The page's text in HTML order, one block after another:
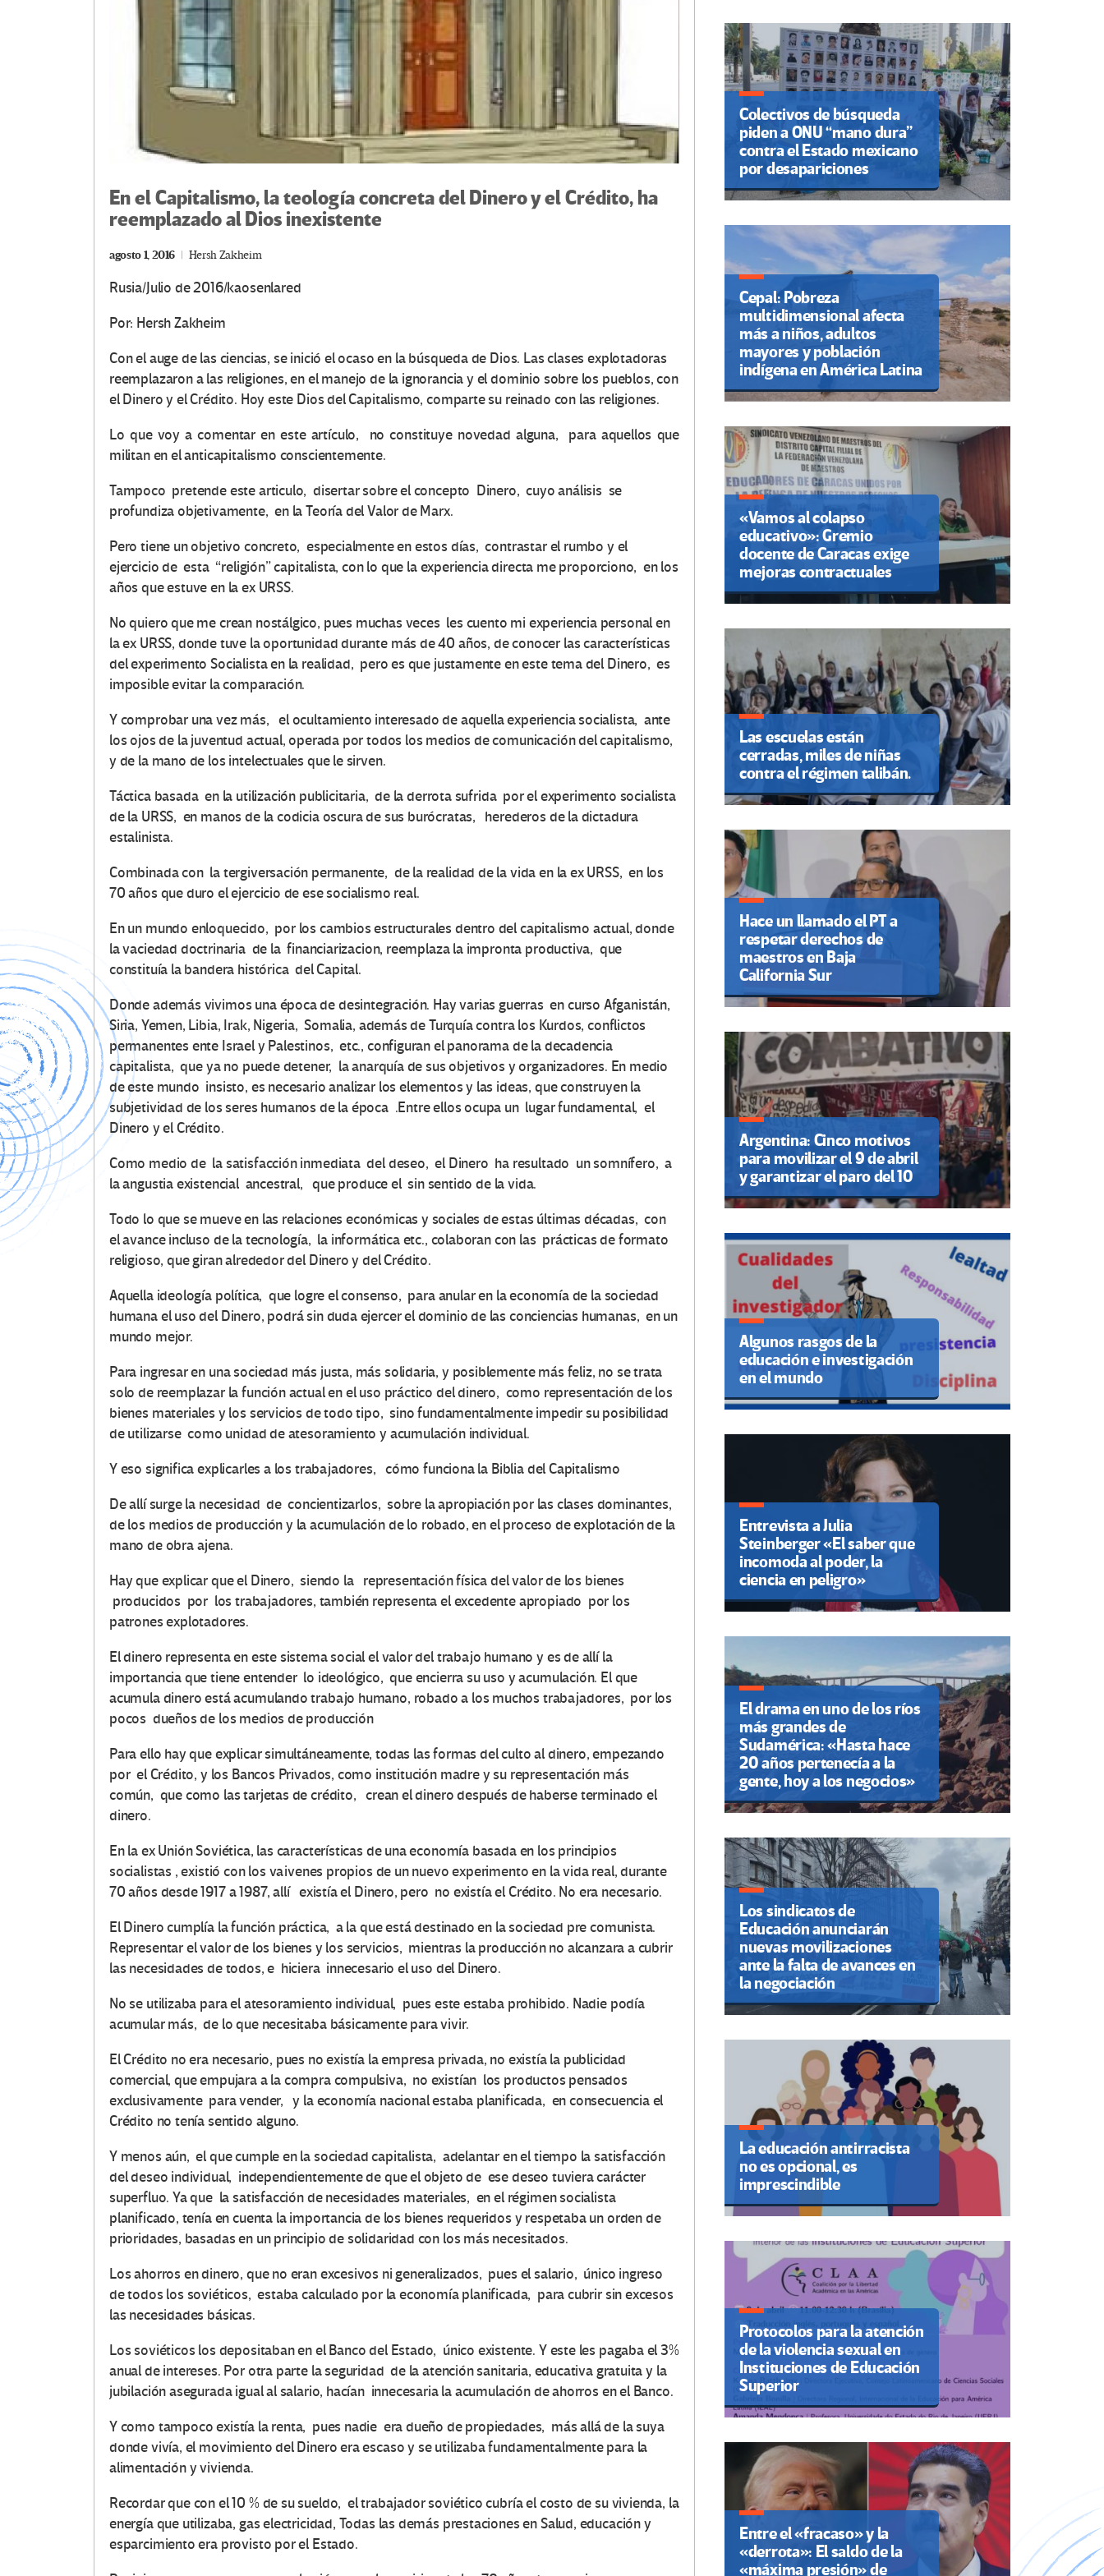
En el Capitalismo, la teología concreta del Dinero y el Crédito, ha
reemplazado al Dios inexistente
agosto 1, 2016 Hersh Zakheim
Rusia/Julio de 2016/kaosenlared
Por: Hersh Zakheim
Con el auge de las ciencias, se inició el ocaso en la búsqueda de Dios. Las clases explotadoras
reemplazaron a las religiones, en el manejo de la ignorancia y el dominio sobre los pueblos, con
el Dinero y el Crédito. Hoy este Dios del Capitalismo, comparte su reinado con las religiones.
Lo que voy a comentar en este artículo, no constituye novedad alguna, para aquellos que
militan en el anticapitalismo conscientemente.
Tampoco pretende este articulo, disertar sobre el concepto Dinero, cuyo análisis se
profundiza objetivamente, en la Teoría del Valor de Marx.
Pero tiene un objetivo concreto, especialmente en estos días, contrastar el rumbo y el
ejercicio de esta “religión” capitalista, con lo que la experiencia directa me proporciono, en los
años que estuve en la ex URSS.
No quiero que me crean nostálgico, pues muchas veces les cuento mi experiencia personal en
la ex URSS, donde tuve la oportunidad durante más de 40 años, de conocer las características
del experimento Socialista en la realidad, pero es que justamente en este tema del Dinero, es
imposible evitar la comparación.
Y comprobar una vez más, el ocultamiento interesado de aquella experiencia socialista, ante
los ojos de la juventud actual, operada por todos los medios de comunicación del capitalismo,
y de la mano de los intelectuales que le sirven.
Táctica basada en la utilización publicitaria, de la derrota sufrida por el experimento socialista
de la URSS, en manos de la codicia oscura de sus burócratas, herederos de la dictadura
estalinista.
Combinada con la tergiversación permanente, de la realidad de la vida en la ex URSS, en los
70 años que duro el ejercicio de ese socialismo real.
En un mundo enloquecido, por los cambios estructurales dentro del capitalismo actual, donde
la vaciedad doctrinaria de la financiarizacion, reemplaza la impronta productiva, que
constituía la bandera histórica del Capital.
Donde además vivimos una época de desintegración. Hay varias guerras en curso Afganistán,
Siria, Yemen, Libia, Irak, Nigeria, Somalia, además de Turquía contra los Kurdos, conflictos
permanentes ente Israel y Palestinos, etc., configuran el panorama de la decadencia
capitalista, que ya no puede detener, la anarquía de sus objetivos y organizadores. En medio
de este mundo insisto, es necesario analizar los elementos y las ideas, que construyen la
subjetividad de los seres humanos de la época .Entre ellos ocupa un lugar fundamental, el
Dinero y el Crédito.
Como medio de la satisfacción inmediata del deseo, el Dinero ha resultado un somnífero, a
la angustia existencial ancestral, que produce el sin sentido de la vida.
Todo lo que se mueve en las relaciones económicas y sociales de estas últimas décadas, con
el avance incluso de la tecnología, la informática etc., colaboran con las prácticas de formato
religioso, que giran alrededor del Dinero y del Crédito.
Aquella ideología política, que logre el consenso, para anular en la economía de la sociedad
humana el uso del Dinero, podrá sin duda ejercer el dominio de las conciencias humanas, en un
mundo mejor.
Para ingresar en una sociedad más justa, más solidaria, y posiblemente más feliz, no se trata
solo de reemplazar la función actual en el uso práctico del dinero, como representación de los
bienes materiales y los servicios de todo tipo, sino fundamentalmente impedir su posibilidad
de utilizarse como unidad de atesoramiento y acumulación individual.
Y eso significa explicarles a los trabajadores, cómo funciona la Biblia del Capitalismo
De allí surge la necesidad de concientizarlos, sobre la apropiación por las clases dominantes,
de los medios de producción y la acumulación de lo robado, en el proceso de explotación de la
mano de obra ajena.
Hay que explicar que el Dinero, siendo la representación física del valor de los bienes
producidos por los trabajadores, también representa el excedente apropiado por los
patrones explotadores.
El dinero representa en este sistema social el valor del trabajo humano y es de allí la
importancia que tiene entender lo ideológico, que encierra su uso y acumulación. El que
acumula dinero está acumulando trabajo humano, robado a los muchos trabajadores, por los
pocos dueños de los medios de producción
Para ello hay que explicar simultáneamente, todas las formas del culto al dinero, empezando
por el Crédito, y los Bancos Privados, como institución madre y su representación más
común, que como las tarjetas de crédito, crean el dinero después de haberse terminado el
dinero.
En la ex Unión Soviética, las características de una economía basada en los principios
socialistas , existió con los vaivenes propios de un nuevo experimento en la vida real, durante
70 años desde 1917 a 1987, allí existía el Dinero, pero no existía el Crédito. No era necesario.
El Dinero cumplía la función práctica, a la que está destinado en la sociedad pre comunista.
Representar el valor de los bienes y los servicios, mientras la producción no alcanzara a cubrir
las necesidades de todos, e hiciera innecesario el uso del Dinero.
No se utilizaba para el atesoramiento individual, pues este estaba prohibido. Nadie podía
acumular más, de lo que necesitaba básicamente para vivir.
El Crédito no era necesario, pues no existía la empresa privada, no existía la publicidad
comercial, que empujara a la compra compulsiva, no existían los productos pensados
exclusivamente para vender, y la economía nacional estaba planificada, en consecuencia el
Crédito no tenía sentido alguno.
Y menos aún, el que cumple en la sociedad capitalista, adelantar en el tiempo la satisfacción
del deseo individual, independientemente de que el objeto de ese deseo tuviera carácter
superfluo. Ya que la satisfacción de necesidades materiales, en el régimen socialista
planificado, tenía en cuenta la importancia de los bienes requeridos y respetaba un orden de
prioridades, basadas en un principio de solidaridad con los más necesitados.
Los ahorros en dinero, que no eran excesivos ni generalizados, pues el salario, único ingreso
de todos los soviéticos, estaba calculado por la economía planificada, para cubrir sin excesos
las necesidades básicas.
Los soviéticos los depositaban en el Banco del Estado, único existente. Y este les pagaba el 3%
anual de intereses. Por otra parte la seguridad de la atención sanitaria, educativa gratuita y la
jubilación asegurada igual al salario, hacían innecesaria la acumulación de ahorros en el Banco.
Y como tampoco existía la renta, pues nadie era dueño de propiedades, más allá de la suya
donde vivía, el movimiento del Dinero era escaso y se utilizaba fundamentalmente para la
alimentación y vivienda.
Recordar que con el 10 % de su sueldo, el trabajador soviético cubría el costo de su vivienda, la
energía que utilizaba, gas electricidad, Todas las demás prestaciones en Salud, educación y
esparcimiento era provisto por el Estado.
Colectivos de búsqueda
piden a ONU “mano dura”
contra el Estado mexicano
por desapariciones
Cepal: Pobreza
multidimensional afecta
más a niños, adultos
mayores y población
indígena en América Latina
«Vamos al colapso
educativo»: Gremio
docente de Caracas exige
mejoras contractuales
Las escuelas están
cerradas, miles de niñas
contra el régimen talibán.
Hace un llamado el PT a
respetar derechos de
maestros en Baja
California Sur
Argentina: Cinco motivos
para movilizar el 9 de abril
y garantizar el paro del 10
Algunos rasgos de la
educación e investigación
en el mundo
Entrevista a Julia
Steinberger «El saber que
incomoda al poder, la
ciencia en peligro»
El drama en uno de los ríos
más grandes de
Sudamérica: «Hasta hace
20 años pertenecía a la
gente, hoy a los negocios»
Los sindicatos de
Educación anunciarán
nuevas movilizaciones
ante la falta de avances en
la negociación
La educación antirracista
no es opcional, es
imprescindible
Protocolos para la atención
de la violencia sexual en
Instituciones de Educación
Superior
Entre el «fracaso» y la
«derrota»: El saldo de la
«máxima presión» de